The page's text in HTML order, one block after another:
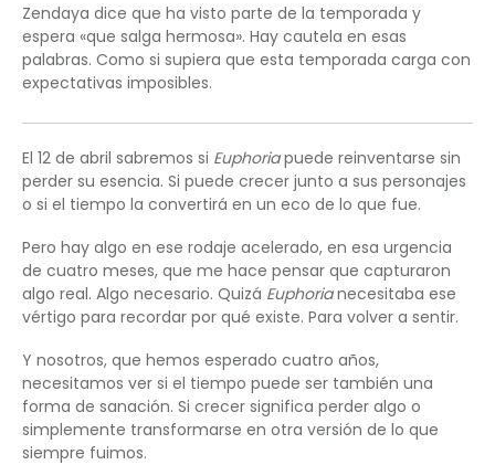
Zendaya dice que ha visto parte de la temporada y
espera «que salga hermosa». Hay cautela en esas
palabras. Como si supiera que esta temporada carga con
expectativas imposibles.
El 12 de abril sabremos si Euphoriapuede reinventarse sin
perder su esencia. Si puede crecer junto a sus personajes
o si el tiempo la convertirá en un eco de lo que fue.
Pero hay algo en ese rodaje acelerado, en esa urgencia
de cuatro meses, que me hace pensar que capturaron
algo real. Algo necesario. Quizá Euphorianecesitaba ese
vértigo para recordar por qué existe. Para volver a sentir.
Y nosotros, que hemos esperado cuatro años,
necesitamos ver si el tiempo puede ser también una
forma de sanación. Si crecer significa perder algo o
simplemente transformarse en otra versión de lo que
siempre fuimos.